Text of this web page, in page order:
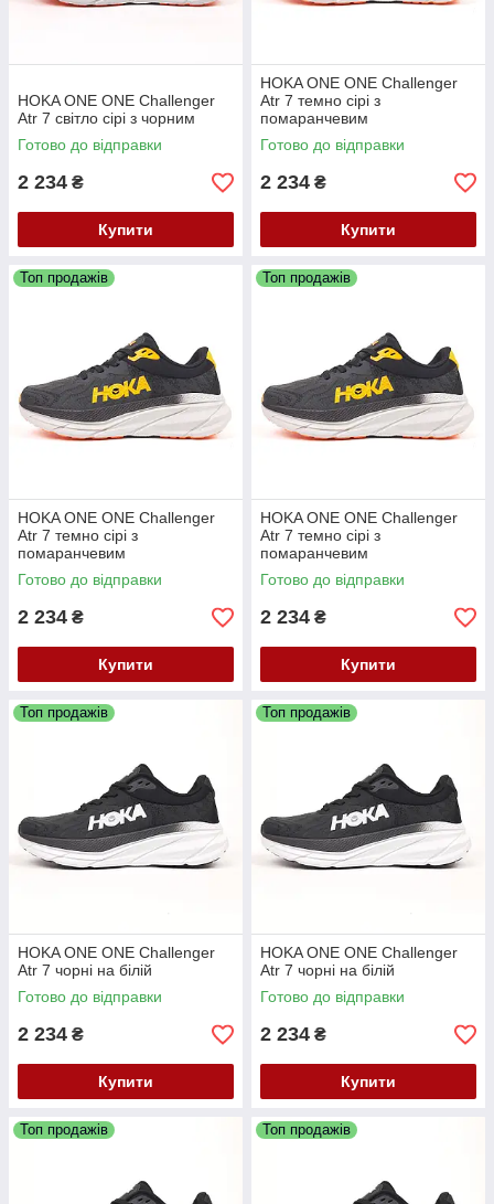
HOKA ONE ONE Challenger
Atr 7 світло сірі з чорним
Готово до відправки
2 234 ₴
Купити
HOKA ONE ONE Challenger
Atr 7 темно сірі з
помаранчевим
Готово до відправки
2 234 ₴
Купити
Топ продажів
HOKA ONE ONE Challenger
Atr 7 темно сірі з
помаранчевим
Готово до відправки
2 234 ₴
Купити
Топ продажів
HOKA ONE ONE Challenger
Atr 7 темно сірі з
помаранчевим
Готово до відправки
2 234 ₴
Купити
Топ продажів
HOKA ONE ONE Challenger
Atr 7 чорні на білій
Готово до відправки
2 234 ₴
Купити
Топ продажів
HOKA ONE ONE Challenger
Atr 7 чорні на білій
Готово до відправки
2 234 ₴
Купити
Топ продажів Топ продажів